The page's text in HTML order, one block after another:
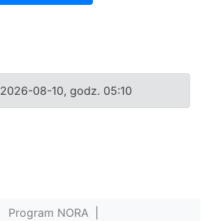
2026-08-10, godz. 05:10
Program NORA